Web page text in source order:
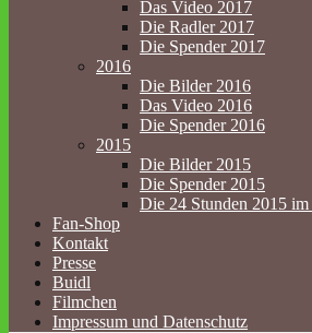
Das Video 2017
Die Radler 2017
Die Spender 2017
2016
Die Bilder 2016
Das Video 2016
Die Spender 2016
2015
Die Bilder 2015
Die Spender 2015
Die 24 Stunden 2015
Fan-Shop
Kontakt
Presse
Buidl
Filmchen
Impressum und Datenschutz